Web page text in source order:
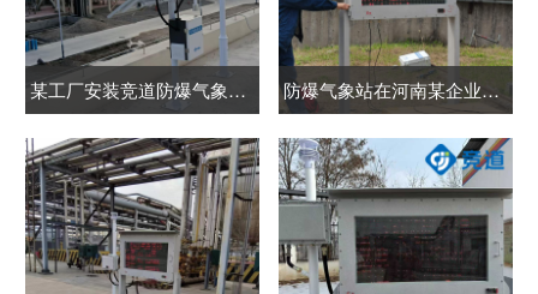
某工厂安装竞道防爆气象站和雷电预警系统案例 防爆气象站在河南某企业完成安装